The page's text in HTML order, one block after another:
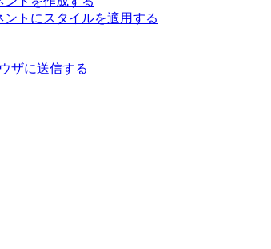
トにスタイルを適用する
ザに送信する